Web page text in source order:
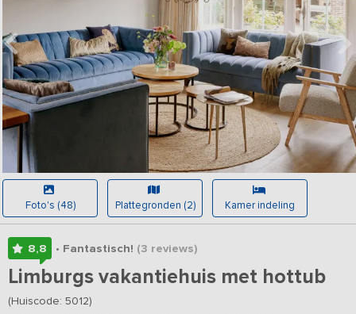
Foto's (48) Plattegronden (2) Kamer indeling
8,8 • Fantastisch! (3 reviews)
Limburgs vakantiehuis met hottub
(Huiscode: 5012)